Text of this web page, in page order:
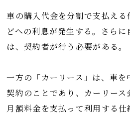
車の購入代金を分割で支払え
どへの利息が発生する。さら
は、契約者が行う必要がある。
一方の「カーリース」は、車を
契約のことであり、カーリース
月額料金を支払って利用する仕